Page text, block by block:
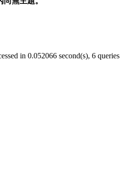
in 0.052066 second(s), 6 queries